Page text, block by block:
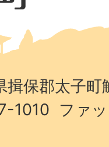
保郡太子町
1010 ファ